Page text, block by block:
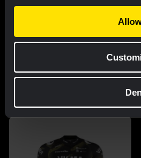
Wielershirt vrouwen - Dream
€ 85,00